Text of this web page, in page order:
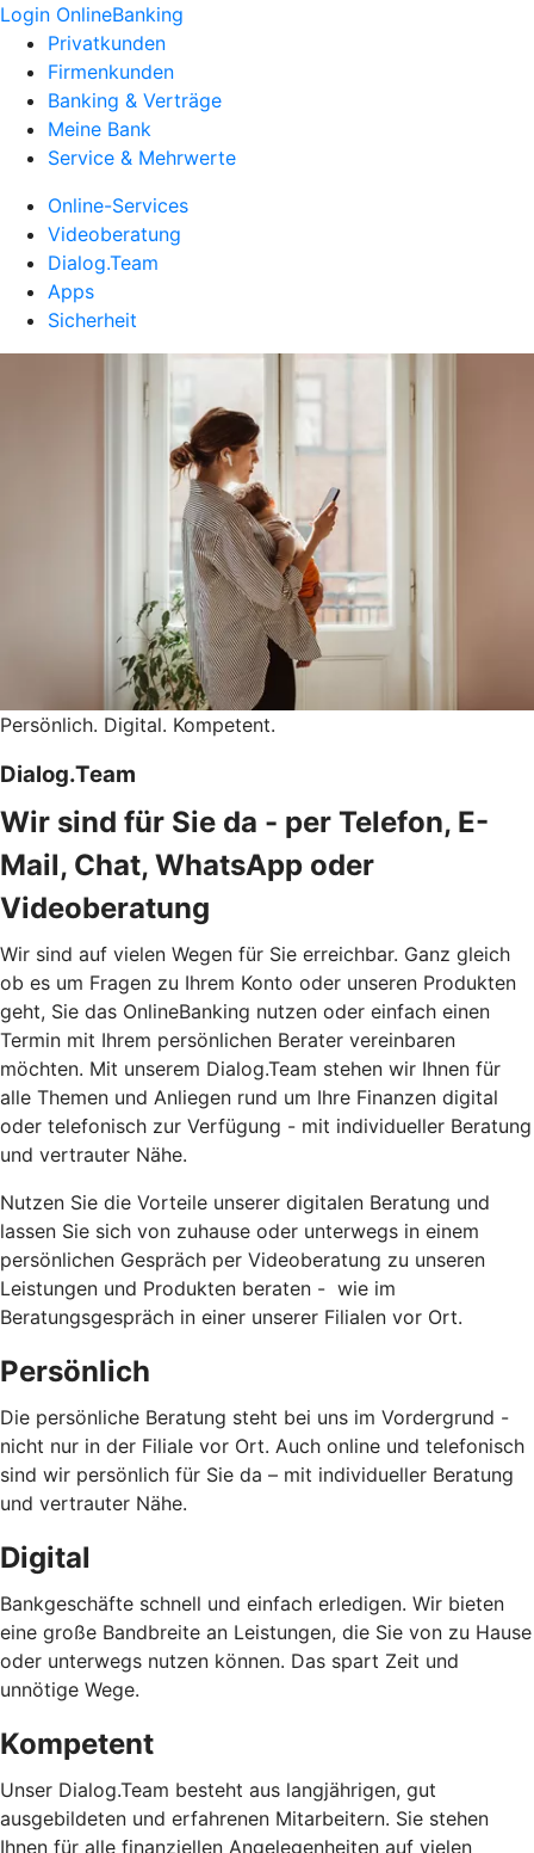
Login OnlineBanking
Privatkunden
Firmenkunden
Banking & Verträge
Meine Bank
Service & Mehrwerte
Online-Services
Videoberatung
Dialog.Team
Apps
Sicherheit
Persönlich. Digital. Kompetent.
Dialog.Team
Wir sind für Sie da - per Telefon, E-
Mail, Chat, WhatsApp oder
Videoberatung
Wir sind auf vielen Wegen für Sie erreichbar. Ganz gleich
ob es um Fragen zu Ihrem Konto oder unseren Produkten
geht, Sie das OnlineBanking nutzen oder einfach einen
Termin mit Ihrem persönlichen Berater vereinbaren
möchten. Mit unserem Dialog.Team stehen wir Ihnen für
alle Themen und Anliegen rund um Ihre Finanzen digital
oder telefonisch zur Verfügung - mit individueller Beratung
und vertrauter Nähe.
Nutzen Sie die Vorteile unserer digitalen Beratung und
lassen Sie sich von zuhause oder unterwegs in einem
persönlichen Gespräch per Videoberatung zu unseren
Leistungen und Produkten beraten - wie im
Beratungsgespräch in einer unserer Filialen vor Ort.
Persönlich
Die persönliche Beratung steht bei uns im Vordergrund -
nicht nur in der Filiale vor Ort. Auch online und telefonisch
sind wir persönlich für Sie da – mit individueller Beratung
und vertrauter Nähe.
Digital
Bankgeschäfte schnell und einfach erledigen. Wir bieten
eine große Bandbreite an Leistungen, die Sie von zu Hause
oder unterwegs nutzen können. Das spart Zeit und
unnötige Wege.
Kompetent
Unser Dialog.Team besteht aus langjährigen, gut
ausgebildeten und erfahrenen Mitarbeitern. Sie stehen
Ihnen für alle finanziellen Angelegenheiten auf vielen